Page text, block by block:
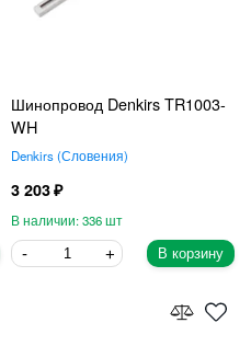
Шинопровод Denkirs TR1003-
WH
Denkirs Словения
3 203
336
В корзину